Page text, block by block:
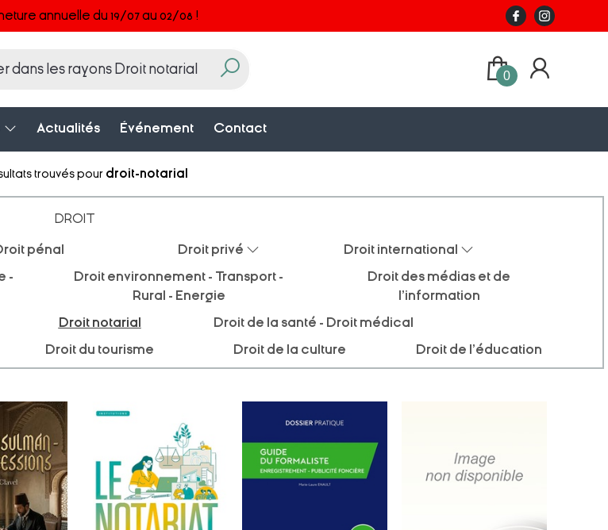
annuelle du 19/07 au 02/08 !
0
Actualités Événement Contact
trouvés pour droit-notarial
DROIT
pénal Droit privé
Droit international
-
Droit environnement - Transport -
Rural - Energie
Droit des médias et de
l'information
Droit notarial
Droit de la santé - Droit médical
Droit du tourisme Droit de la culture Droit de l'éducation